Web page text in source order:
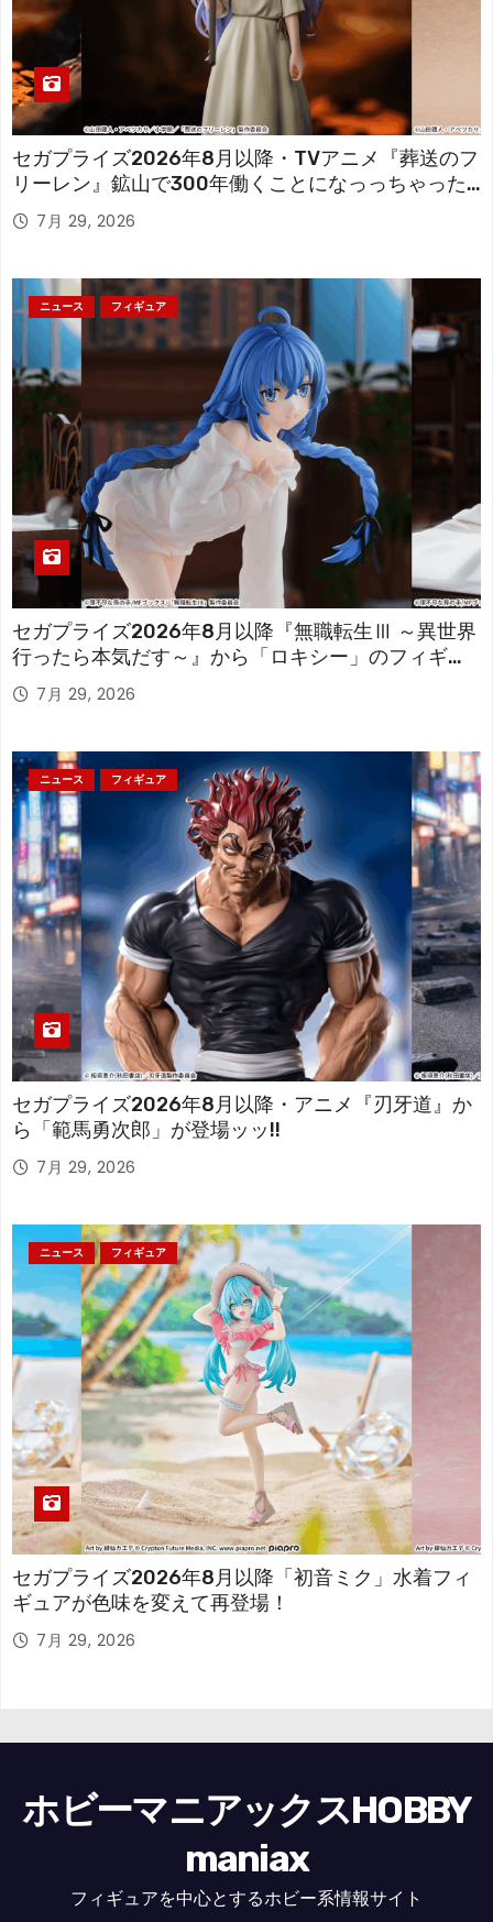
セガプライズ2026年8月以降・TVアニメ『葬送のフ
リーレン』鉱山で300年働くことになっっちゃった
「フリーレン」を立体化！
7月 29, 2026
ニュース フィギュア
セガプライズ2026年8月以降『無職転生Ⅲ ～異世界
行ったら本気だす～』から「ロキシー」のフィギュ
アが登場！
7月 29, 2026
ニュース フィギュア
セガプライズ2026年8月以降・アニメ『刃牙道』か
ら「範馬勇次郎」が登場ッッ!!
7月 29, 2026
ニュース フィギュア
セガプライズ2026年8月以降「初音ミク」水着フィ
ギュアが色味を変えて再登場！
7月 29, 2026
ホビーマニアックスHOBBY
maniax
フィギュアを中心とするホビー系情報サイト